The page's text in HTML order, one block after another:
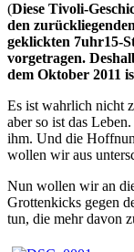
(Diese Tivoli-
den
geklickten 7uhr15-
vorgetragen.
dem Oktober 2011
Es ist wahrlich nicht
aber so ist das
ihm. Und die
wollen wir aus
Nun wollen wir an
Grottenkicks gegen
tun, die mehr davon